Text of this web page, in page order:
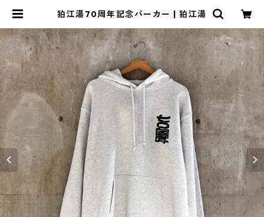
狛江湯70周年記念パーカー | 狛江湯